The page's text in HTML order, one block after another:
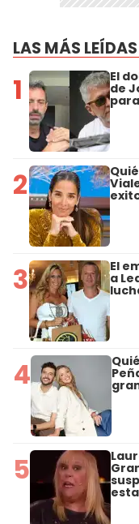
LAS MÁS LEÍDAS
1 El
de
2
3 El
a
4
5